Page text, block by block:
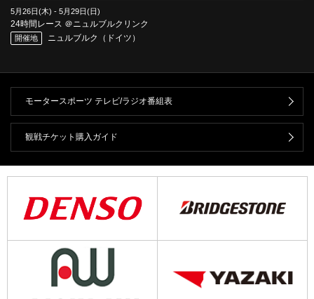
5月26日(木) - 5月29日(日)
24時間レース ＠ニュルブルクリンク
開催地 ニュルブルク（ドイツ）
モータースポーツ テレビ/ラジオ番組表
観戦チケット購入ガイド